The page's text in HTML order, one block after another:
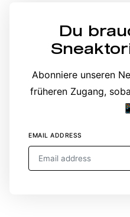
Du
Abonniere unseren
früheren Zugang,
EMAIL ADDRESS